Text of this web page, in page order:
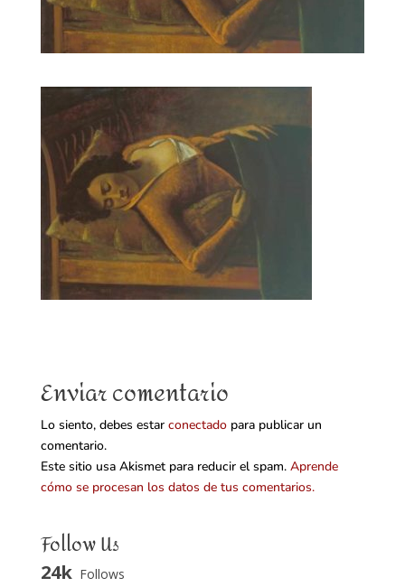
Enviar comentario
Lo siento, debes estar conectadopara publicar un
comentario.
Este sitio usa Akismet para reducir el spam. Aprende
cómo se procesan los datos de tus comentarios.
Follow Us
24k Follows